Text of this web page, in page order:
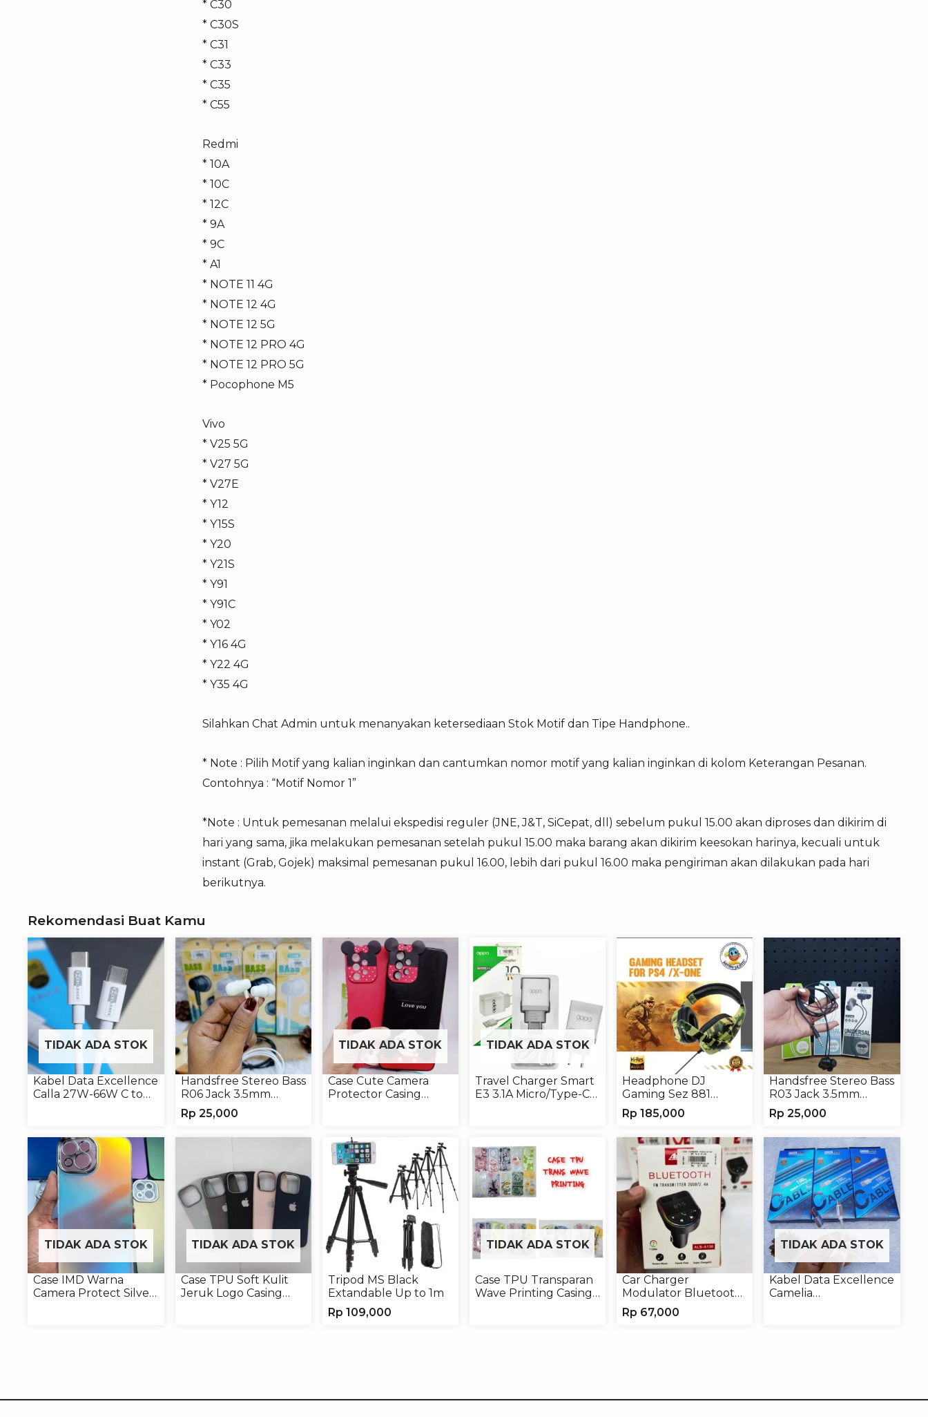
* C30
* C30S
* C31
* C33
* C35
* C55
Redmi
* 10A
* 10C
* 12C
* 9A
* 9C
* A1
* NOTE 11 4G
* NOTE 12 4G
* NOTE 12 5G
* NOTE 12 PRO 4G
* NOTE 12 PRO 5G
* Pocophone M5
Vivo
* V25 5G
* V27 5G
* V27E
* Y12
* Y15S
* Y20
* Y21S
* Y91
* Y91C
* Y02
* Y16 4G
* Y22 4G
* Y35 4G
Silahkan Chat Admin untuk menanyakan ketersediaan Stok Motif dan Tipe Handphone..
* Note : Pilih Motif yang kalian inginkan dan cantumkan nomor motif yang kalian inginkan di kolom Keterangan Pesanan.
Contohnya : “Motif Nomor 1”
*Note : Untuk pemesanan melalui ekspedisi reguler (JNE, J&T, SiCepat, dll) sebelum pukul 15.00 akan diproses dan dikirim di
hari yang sama, jika melakukan pemesanan setelah pukul 15.00 maka barang akan dikirim keesokan harinya, kecuali untuk
instant (Grab, Gojek) maksimal pemesanan pukul 16.00, lebih dari pukul 16.00 maka pengiriman akan dilakukan pada hari
berikutnya.
Rekomendasi Buat Kamu
TIDAK ADA STOK
Kabel Data Excellence
Calla 27W-66W C to
Handsfree Stereo Bass
R06 Jack 3.5mm
Earphone Headset
Headphone
Rp 25,000
TIDAK ADA STOK
Case Cute Camera
Protector Casing
TIDAK ADA STOK
Travel Charger Smart
E3 3.1A Micro/Type-C
Headphone DJ
Gaming Sez 881
Handsfree Earphone
Headset
Rp 185,000
Handsfree Stereo Bass
R03 Jack 3.5mm
Headphone Headset
Earphone
Rp 25,000
TIDAK ADA STOK
Case IMD Warna
Camera Protect Silver
TIDAK ADA STOK
Case TPU Soft Kulit
Jeruk Logo Casing
Tripod MS Black
Extandable Up to 1m
Rp 109,000
TIDAK ADA STOK
Case TPU Transparan
Wave Printing Casing
Car Charger
Modulator Bluetooth
ALS-A136 Charger
Handphone
Rp 67,000
TIDAK ADA STOK
Kabel Data Excellence
Camelia